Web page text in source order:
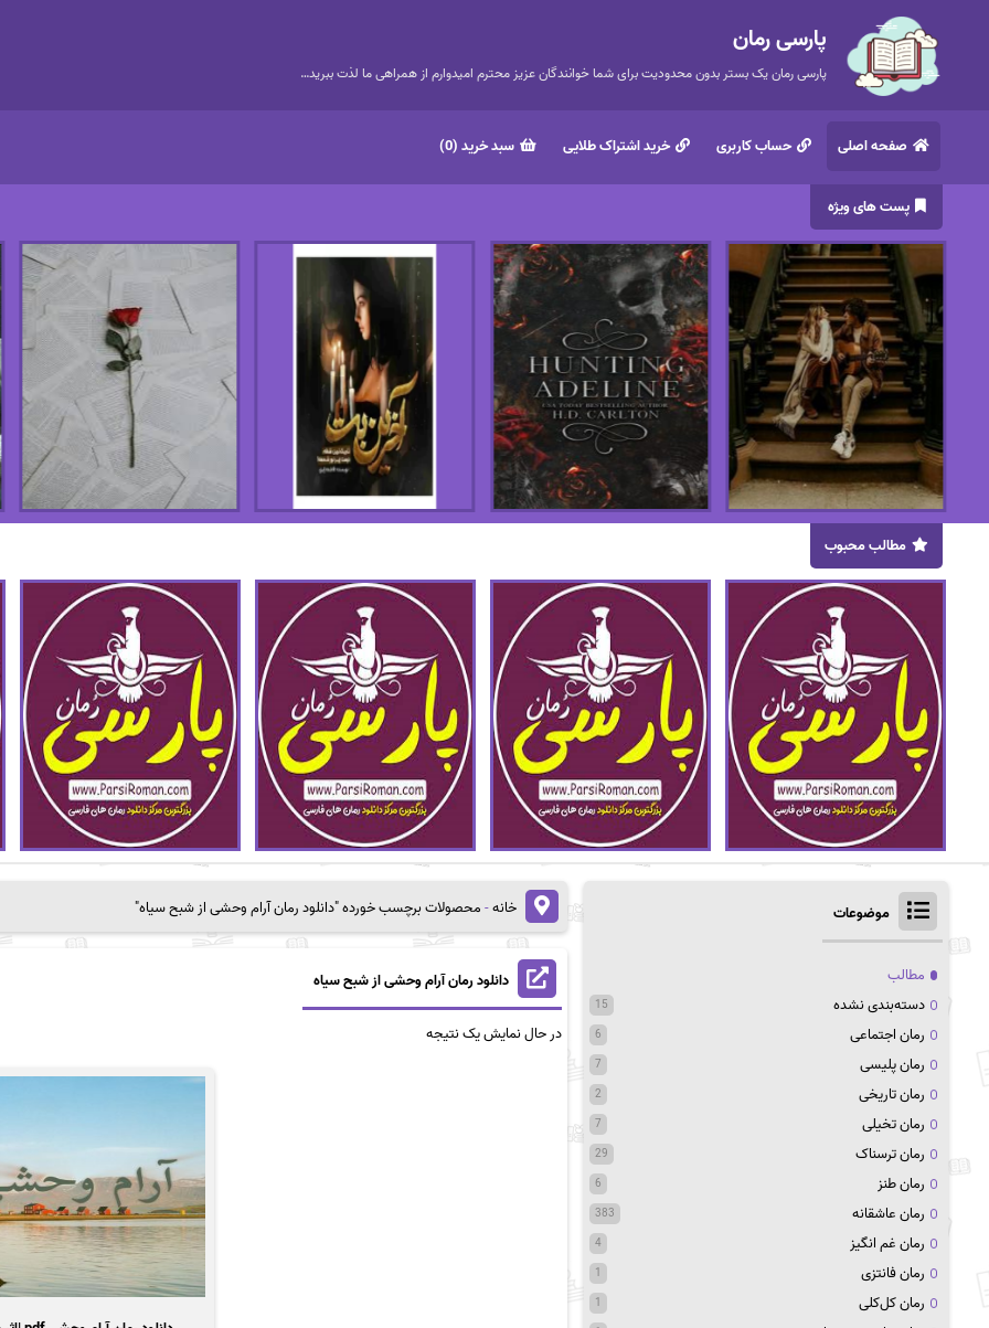
پارسی رمان
پارسی رمان یک بستر بدون محدودیت برای شما خوانندگان عزیز محترم امیدوارم از همراهی ما لذت ببرید…
صفحه اصلی حساب کاربری خرید اشتراک طلایی سبد خرید (0)
پست های ویژه
مطالب محبوب
خانه-محصولات برچسب خورده "دانلود رمان آرام وحشی از شبح سیاه"
دانلود رمان آرام وحشی از شبح سیاه
در حال نمایش یک نتیجه
موضوعات
مطالب
دسته‌بندی نشده
15
رمان اجتماعی 6
رمان پلیسی 7
رمان تاریخی 2
رمان تخیلی 7
رمان ترسناک 29
رمان طنز 6
رمان عاشقانه 383
رمان غم انگیز 4
رمان فانتزی 1
رمان کل‌کلی 1